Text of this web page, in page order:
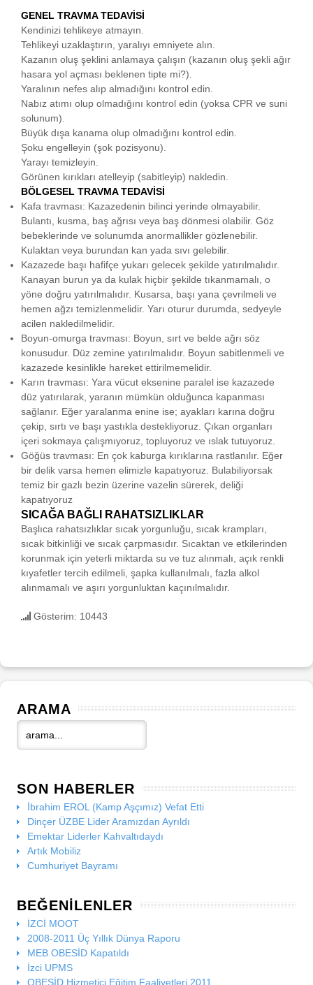
GENEL TRAVMA TEDAVİSİ
Kendinizi tehlikeye atmayın.
Tehlikeyi uzaklaştırın, yaralıyı emniyete alın.
Kazanın oluş şeklini anlamaya çalışın (kazanın oluş şekli ağır
hasara yol açması beklenen tipte mi?).
Yaralının nefes alıp almadığını kontrol edin.
Nabız atımı olup olmadığını kontrol edin (yoksa CPR ve suni
solunum).
Büyük dışa kanama olup olmadığını kontrol edin.
Şoku engelleyin (şok pozisyonu).
Yarayı temizleyin.
Görünen kırıkları atelleyip (sabitleyip) nakledin.
BÖLGESEL TRAVMA TEDAVİSİ
Kafa travması: Kazazedenin bilinci yerinde olmayabilir.
Bulantı, kusma, baş ağrısı veya baş dönmesi olabilir. Göz
bebeklerinde ve solunumda anormallikler gözlenebilir.
Kulaktan veya burundan kan yada sıvı gelebilir.
Kazazede başı hafifçe yukarı gelecek şekilde yatırılmalıdır.
Kanayan burun ya da kulak hiçbir şekilde tıkanmamalı, o
yöne doğru yatırılmalıdır. Kusarsa, başı yana çevrilmeli ve
hemen ağzı temizlenmelidir. Yarı oturur durumda, sedyeyle
acilen nakledilmelidir.
Boyun-omurga travması: Boyun, sırt ve belde ağrı söz
konusudur. Düz zemine yatırılmalıdır. Boyun sabitlenmeli ve
kazazede kesinlikle hareket ettirilmemelidir.
Karın travması: Yara vücut eksenine paralel ise kazazede
düz yatırılarak, yaranın mümkün olduğunca kapanması
sağlanır. Eğer yaralanma enine ise; ayakları karına doğru
çekip, sırtı ve başı yastıkla destekliyoruz. Çıkan organları
içeri sokmaya çalışmıyoruz, topluyoruz ve ıslak tutuyoruz.
Göğüs travması: En çok kaburga kırıklarına rastlanılır. Eğer
bir delik varsa hemen elimizle kapatıyoruz. Bulabiliyorsak
temiz bir gazlı bezin üzerine vazelin sürerek, deliği
kapatıyoruz
SICAĞA BAĞLI RAHATSIZLIKLAR
Başlıca rahatsızlıklar sıcak yorgunluğu, sıcak krampları,
sıcak bitkinliği ve sıcak çarpmasıdır. Sıcaktan ve etkilerinden
korunmak için yeterli miktarda su ve tuz alınmalı, açık renkli
kıyafetler tercih edilmeli, şapka kullanılmalı, fazla alkol
alınmamalı ve aşırı yorgunluktan kaçınılmalıdır.
Gösterim: 10443
ARAMA
SON HABERLER
İbrahim EROL (Kamp Aşçımız) Vefat Etti
Dinçer ÜZBE Lider Aramızdan Ayrıldı
Emektar Liderler Kahvaltıdaydı
Artık Mobiliz
Cumhuriyet Bayramı
BEĞENILENLER
İZCİ MOOT
2008-2011 Üç Yıllık Dünya Raporu
MEB OBESİD Kapatıldı
İzci UPMS
OBESİD Hizmetiçi Eğitim Faaliyetleri 2011